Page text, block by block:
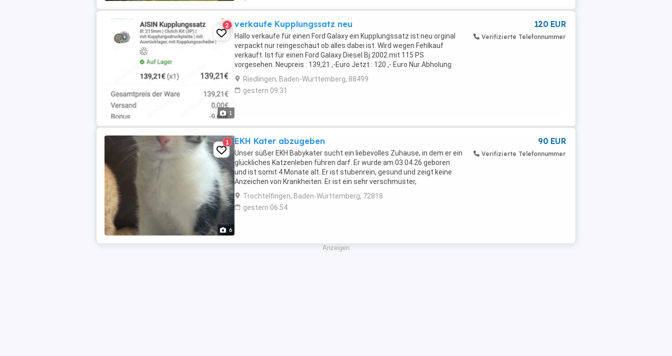
1
2 verkaufe Kupplungssatz neu
Hallo verkaufe für einen Ford Galaxy ein Kupplungssatz ist neu orginal
verpackt nur reingeschaut ob alles dabei ist. Wird wegen Fehlkauf
verkauft. Ist für einen Ford Galaxy Diesel Bj.2002 mit 115 PS
vorgesehen. Neupreis : 139,21 ,-Euro Jetzt : 120 ,- Euro Nur Abholung
und Barzahlung wird nicht versendet. ...
Riedlingen, Baden-Württemberg, 88499
gestern 09:31
120 EUR
Verifizierte Telefonnummer
6
1 EKH Kater abzugeben
Unser süßer EKH Babykater sucht ein liebevolles Zuhause, in dem er ein
glückliches Katzenleben führen darf. Er wurde am 03.04.26 geboren
und ist somit 4 Monate alt. Er ist stubenrein, gesund und zeigt keine
Anzeichen von Krankheiten. Er ist ein sehr verschmuster,
menschenbezogener und verspielter kleiner ...
Trochtelfingen, Baden-Württemberg, 72818
gestern 06:54
90 EUR
Verifizierte Telefonnummer
Anzeigen